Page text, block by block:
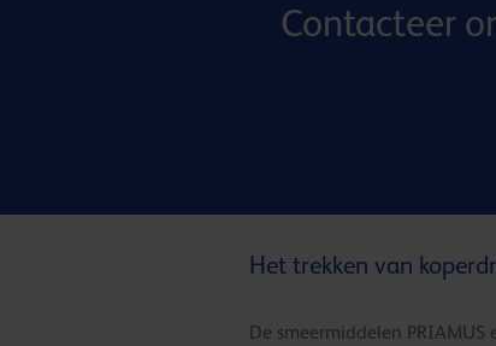
Contacteer
Het trekken van
De smeermiddelen PRIAMUS